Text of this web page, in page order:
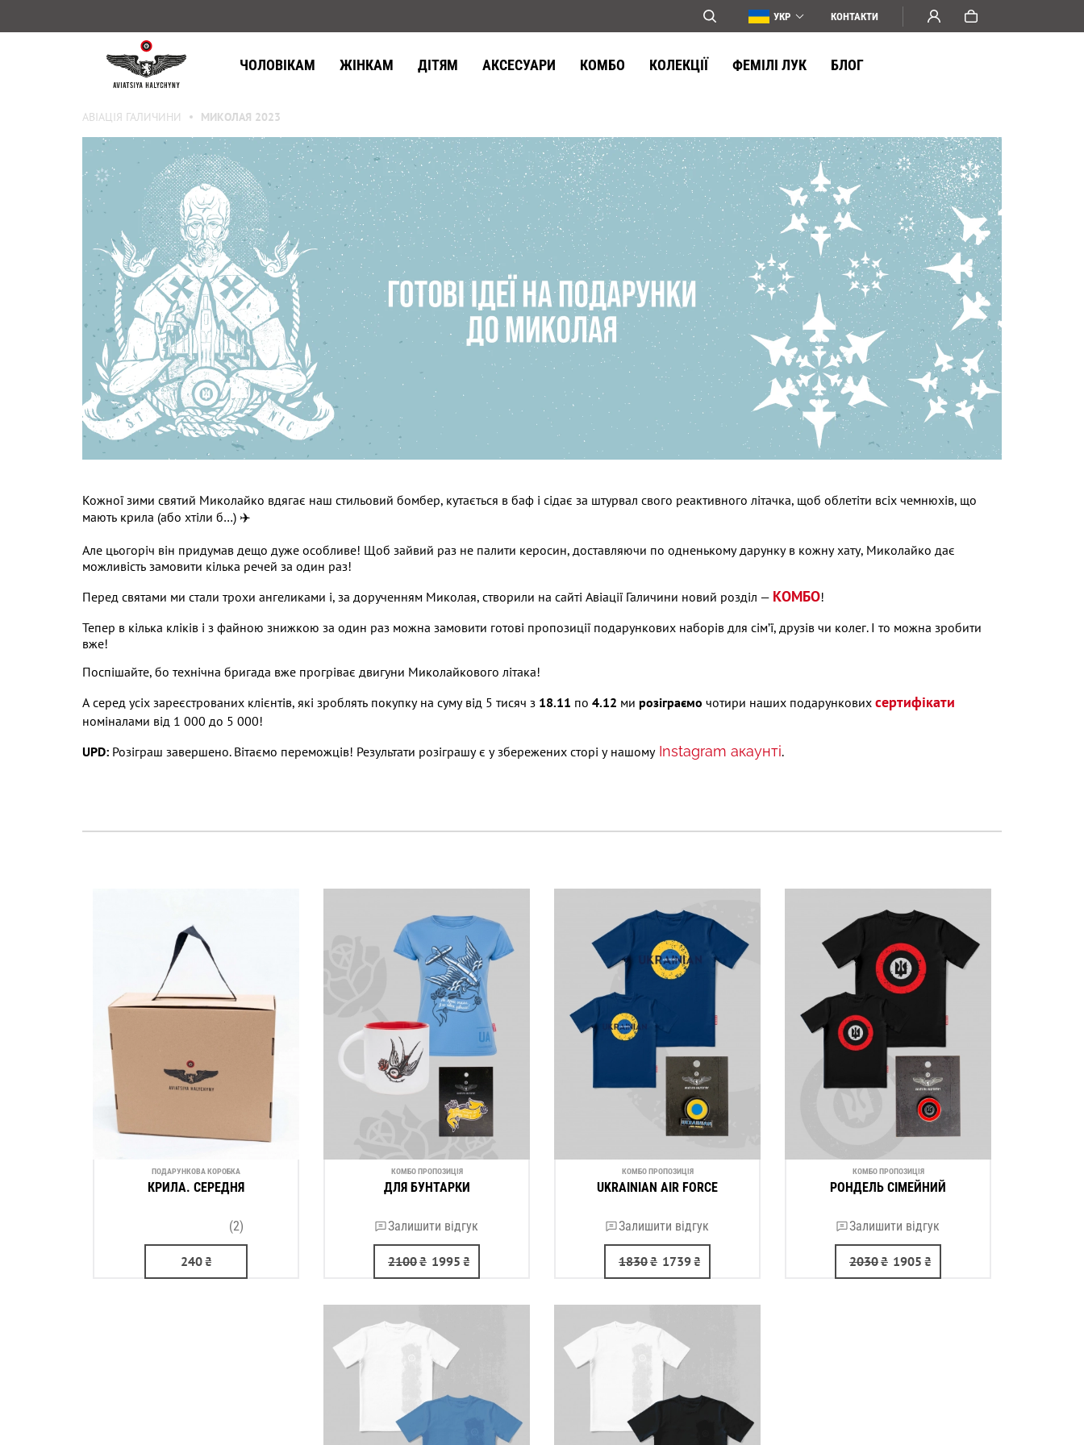
УКР КОНТАКТИ
ЧОЛОВІКАМ ЖІНКАМ ДІТЯМ АКСЕСУАРИ КОМБО КОЛЕКЦІЇ ФЕМІЛІ ЛУК БЛОГ
АВІАЦІЯ ГАЛИЧИНИ МИКОЛАЯ 2023
Кожної зими святий Миколайко вдягає наш стильовий бомбер, кутається в баф і сідає за штурвал свого реактивного літачка, щоб облетіти всіх чемнюхів, що
мають крила (або хтіли б…) ✈️
Але цьогоріч він придумав дещо дуже особливе! Щоб зайвий раз не палити керосин, доставляючи по одненькому дарунку в кожну хату, Миколайко дає
можливість замовити кілька речей за один раз!
Перед святами ми стали трохи ангеликами і, за дорученням Миколая, створили на сайті Авіації Галичини новий розділ — КОМБО!
Тепер в кілька кліків і з файною знижкою за один раз можна замовити готові пропозиції подарункових наборів для сім’ї, друзів чи колег. І то можна зробити
вже!
Поспішайте, бо технічна бригада вже прогріває двигуни Миколайкового літака!
А серед усіх зареєстрованих клієнтів, які зроблять покупку на суму від 5 тисяч з 18.11 по 4.12 ми розіграємо чотири наших подарункових сертифікати
номіналами від 1 000 до 5 000!
UPD: Розіграш завершено. Вітаємо переможців! Результати розіграшу є у збережених сторі у нашомуInstagram акаунті.
ПОДАРУНКОВА КОРОБКА
КРИЛА. СЕРЕДНЯ
(2)
240₴
КОМБО ПРОПОЗИЦІЯ
ДЛЯ БУНТАРКИ
Залишити відгук
2100₴ 1995 ₴
КОМБО ПРОПОЗИЦІЯ
UKRAINIAN AIR FORCE
Залишити відгук
1830₴ 1739₴
КОМБО ПРОПОЗИЦІЯ
РОНДЕЛЬ СІМЕЙНИЙ
Залишити відгук
2030₴ 1905 ₴